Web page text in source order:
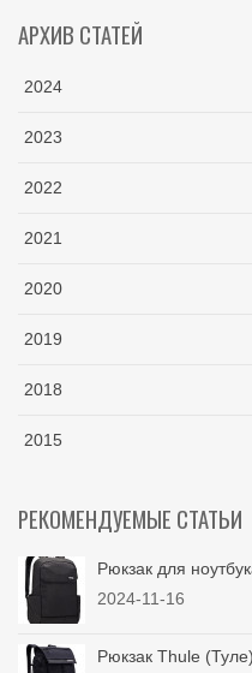
АРХИВ СТАТЕЙ
2024
2023
2022
2021
2020
2019
2018
2015
РЕКОМЕНДУЕМЫЕ СТАТЬИ
Рюкзак для
2024-11-16
Рюкзак Thule